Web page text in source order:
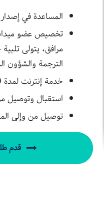
المساعدة في إصدار
تخصيص عضو
مرافق، يتولى
الترجمة والشؤون
خدمة إنترنت لمدة 20 ساعة
استقبال وتوصيل
توصيل من وإلى
قدم